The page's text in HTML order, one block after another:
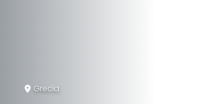
Grecia